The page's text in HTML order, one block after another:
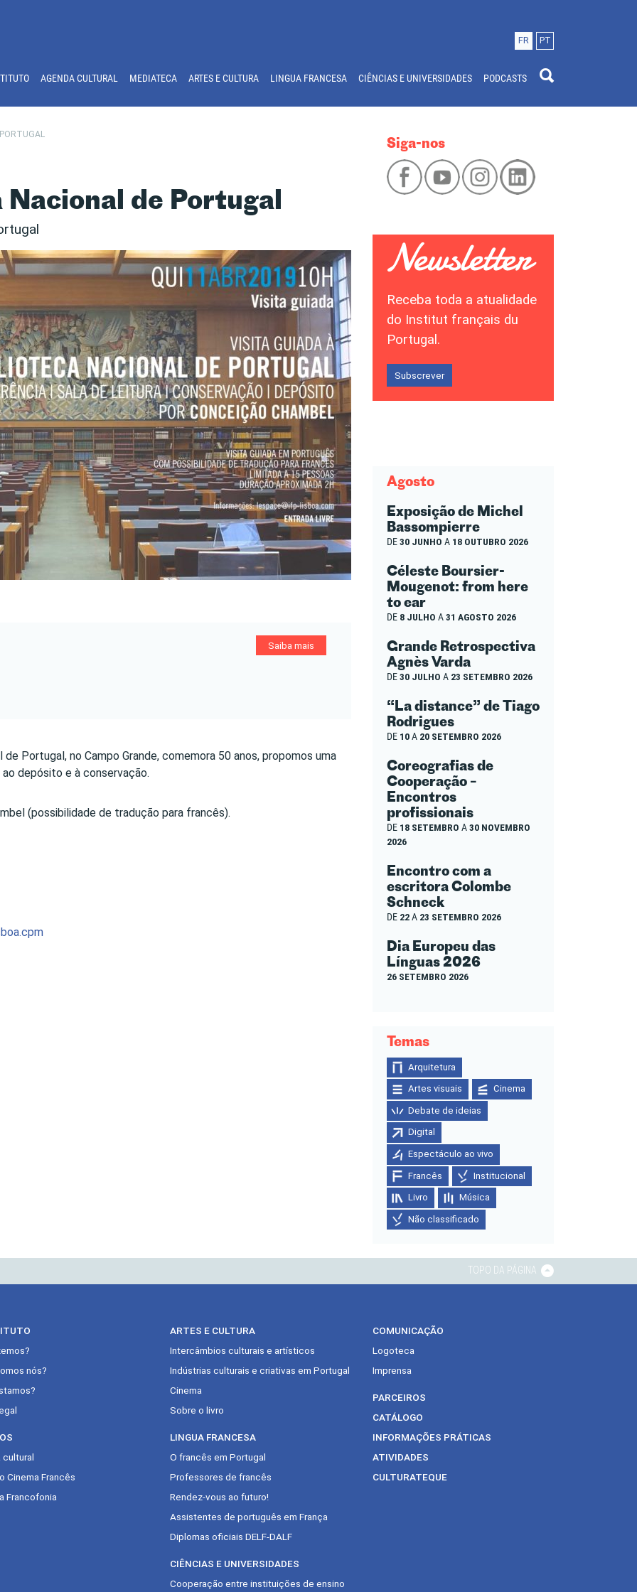
FR PT
AGENDA CULTURAL MEDIATECA ARTES E CULTURA LINGUA FRANCESA CIÊNCIAS E UNIVERSIDADES PODCASTS
de Portugal
Saiba mais
Portugal, no Campo Grande, comemora 50 anos, propomos uma
depósito e à conservação.
(possibilidade de tradução para francês).
Siga-nos
Receba toda a atualidade
do Institut français du
Portugal.
Subscrever
Agosto
Exposição de Michel
Bassompierre
DE30 JUNHO A 18 OUTUBRO 2026
Céleste Boursier-
Mougenot: from here
to ear
DE 8 JULHO A31 AGOSTO 2026
Grande Retrospectiva
Agnès Varda
DE30 JULHO A 23 SETEMBRO 2026
“La distance” de Tiago
Rodrigues
DE 10A 20 SETEMBRO 2026
Coreografias de
Cooperação –
Encontros
profissionais
DE 18 SETEMBRO A30 NOVEMBRO
2026
Encontro com a
escritora Colombe
Schneck
DE 22A 23 SETEMBRO 2026
Dia Europeu das
Línguas 2026
26 SETEMBRO 2026
Temas
Arquitetura
Artes visuais Cinema
Debate de ideias
Digital
Espectáculo ao vivo
Francês Institucional
Livro Música
Não classificado
TOPO DA PÁGINA
nós?
cultural
Cinema Francês
Francofonia
ARTES E CULTURA
Intercâmbios culturais e artísticos
Indústrias culturais e criativas em Portugal
Cinema
Sobre o livro
LINGUA FRANCESA
O francês em Portugal
Professores de francês
Rendez-vous ao futuro!
Assistentes de português em França
Diplomas oficiais DELF-DALF
CIÊNCIAS E UNIVERSIDADES
Cooperação entre instituições de ensino
COMUNICAÇÃO
Logoteca
Imprensa
PARCEIROS
CATÁLOGO
INFORMAÇÕES PRÁTICAS
ATIVIDADES
CULTURATEQUE